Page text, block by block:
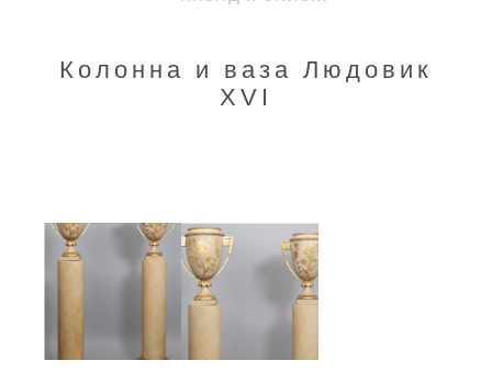
Колонна и ваза Людовик
XVI